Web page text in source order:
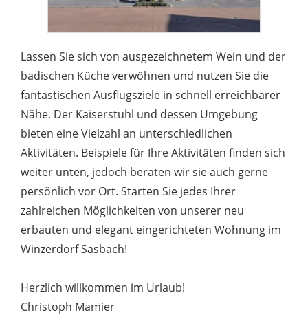
Lassen Sie sich von ausgezeichnetem Wein und der
badischen Küche verwöhnen und nutzen Sie die
fantastischen Ausflugsziele in schnell erreichbarer
Nähe. Der Kaiserstuhl und dessen Umgebung
bieten eine Vielzahl an unterschiedlichen
Aktivitäten. Beispiele für Ihre Aktivitäten finden sich
weiter unten, jedoch beraten wir sie auch gerne
persönlich vor Ort. Starten Sie jedes Ihrer
zahlreichen Möglichkeiten von unserer neu
erbauten und elegant eingerichteten Wohnung im
Winzerdorf Sasbach!
Herzlich willkommen im Urlaub!
Christoph Mamier